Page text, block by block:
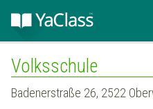
Volksschule
Badenerstraße 26, 2522